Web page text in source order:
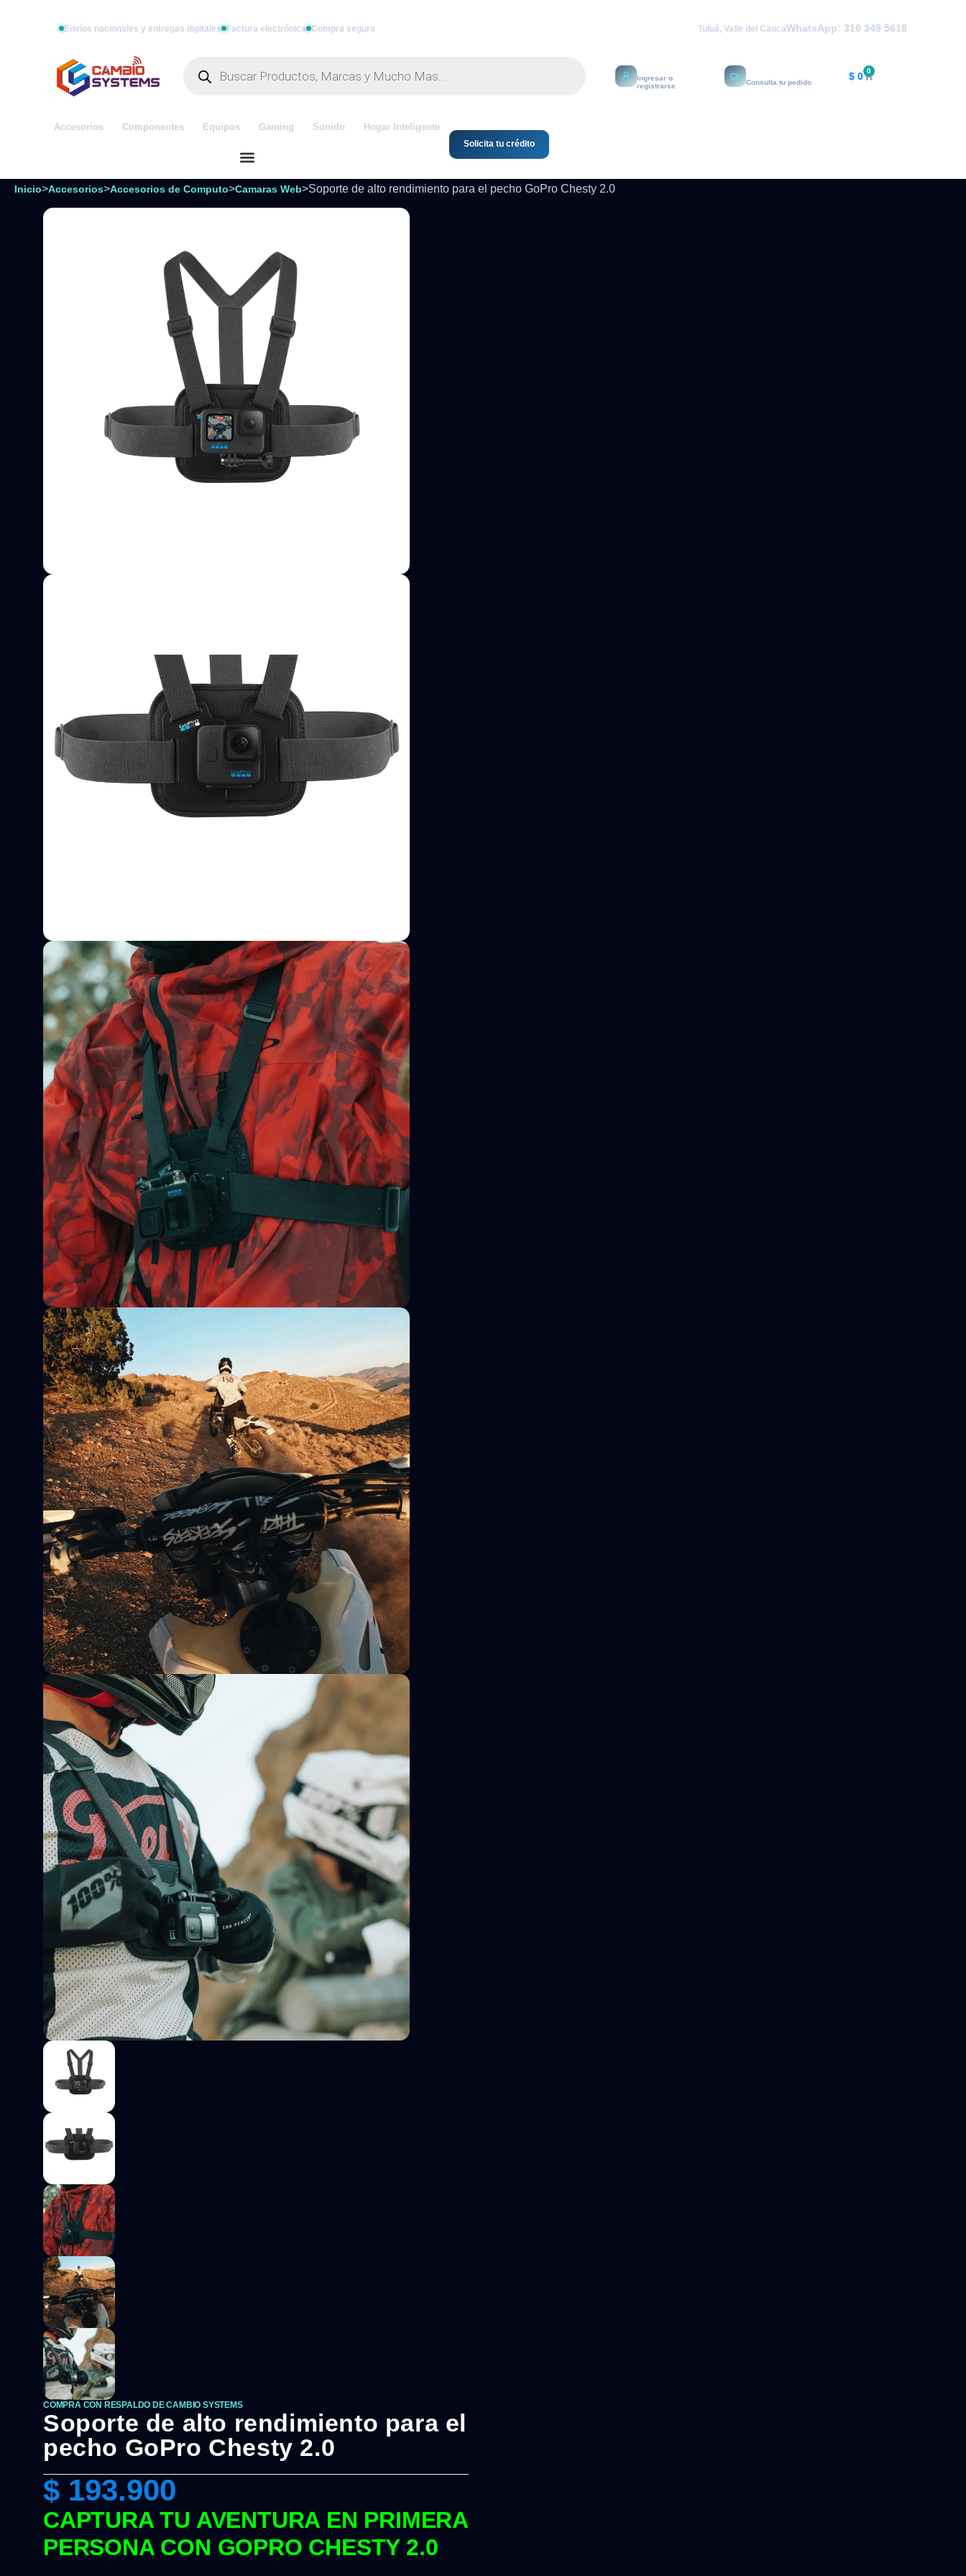
Envíos nacionales y entregas digitales Factura electrónica Compra segura Tuluá, Valle del CaucaWhatsApp: 316 349 5618
Ingresar o
registrarse
Rastrear
Consulta tu pedido $ 0 0
Accesorios Componentes Equipos Gaming Sonido
Hogar Inteligente
Solicita tu crédito
Inicio>Accesorios>Accesorios de Computo>Camaras Web>Soporte de alto rendimiento para el pecho GoPro Chesty 2.0
COMPRA CON RESPALDO DE CAMBIO SYSTEMS
Soporte de alto rendimiento para el
pecho GoPro Chesty 2.0
$ 193.900
CAPTURA TU AVENTURA EN PRIMERA
PERSONA CON GOPRO CHESTY 2.0